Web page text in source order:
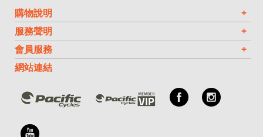
購物說明
+
服務聲明
+
會員服務
+
網站連結